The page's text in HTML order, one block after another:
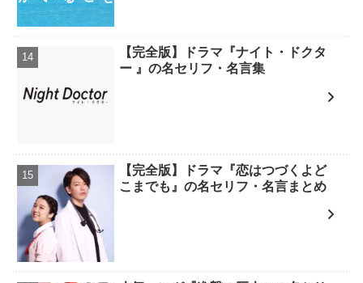
【完全版】ドラマ『ナイト・ドクタ
ー 』の名セリフ・名言集
【完全版】ドラマ『恋はつづくよど
こまでも』の名セリフ・名言まとめ